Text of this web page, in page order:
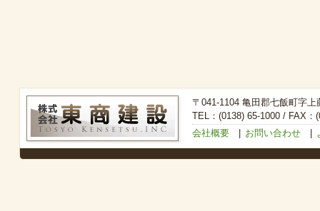
〒041-1104 亀田郡七飯町字上
TEL：(0138) 65-1000 / FAX：
会社概要| お問い合わせ|